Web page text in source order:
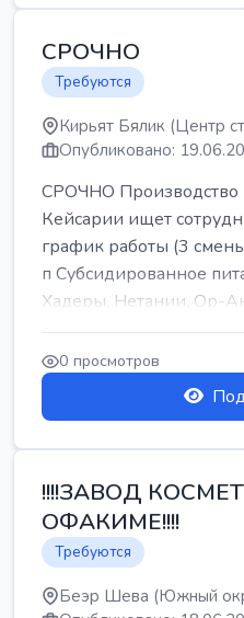
СРОЧНО
Требуются
Кирьят Бялик (Центр
Опубликовано:
СРОЧНО Производство
Кейсарии ищет
график работы (3
п Субсидированное
Хадеры, Нетании, Ор-
0 просмотров
!!!!ЗАВОД
ОФАКИМЕ!!!!
Требуются
Беэр Шева (Южный